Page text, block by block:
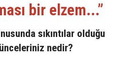
bir elzem...”
sıkıntılar olduğu
nedir?